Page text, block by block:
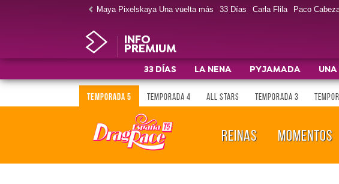
Maya Pixelskaya Una vuelta más 33 Días Carla Flila Paco
INFO
PREMIUM
33 DÍAS LA NENA PYJAMADA
TEMPORADA 5 TEMPORADA 4 ALL STARS TEMPORADA 3
REINAS MOMENTOS